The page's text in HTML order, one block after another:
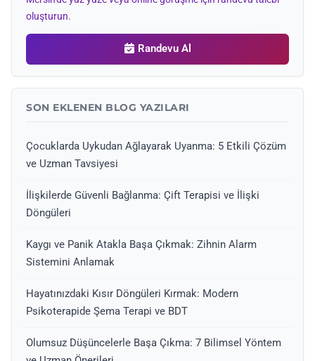
oluşturun.
Randevu Al
SON EKLENEN BLOG YAZILARI
Çocuklarda Uykudan Ağlayarak Uyanma: 5 Etkili Çözüm
ve Uzman Tavsiyesi
İlişkilerde Güvenli Bağlanma: Çift Terapisi ve İlişki
Döngüleri
Kaygı ve Panik Atakla Başa Çıkmak: Zihnin Alarm
Sistemini Anlamak
Hayatınızdaki Kısır Döngüleri Kırmak: Modern
Psikoterapide Şema Terapi ve BDT
Olumsuz Düşüncelerle Başa Çıkma: 7 Bilimsel Yöntem